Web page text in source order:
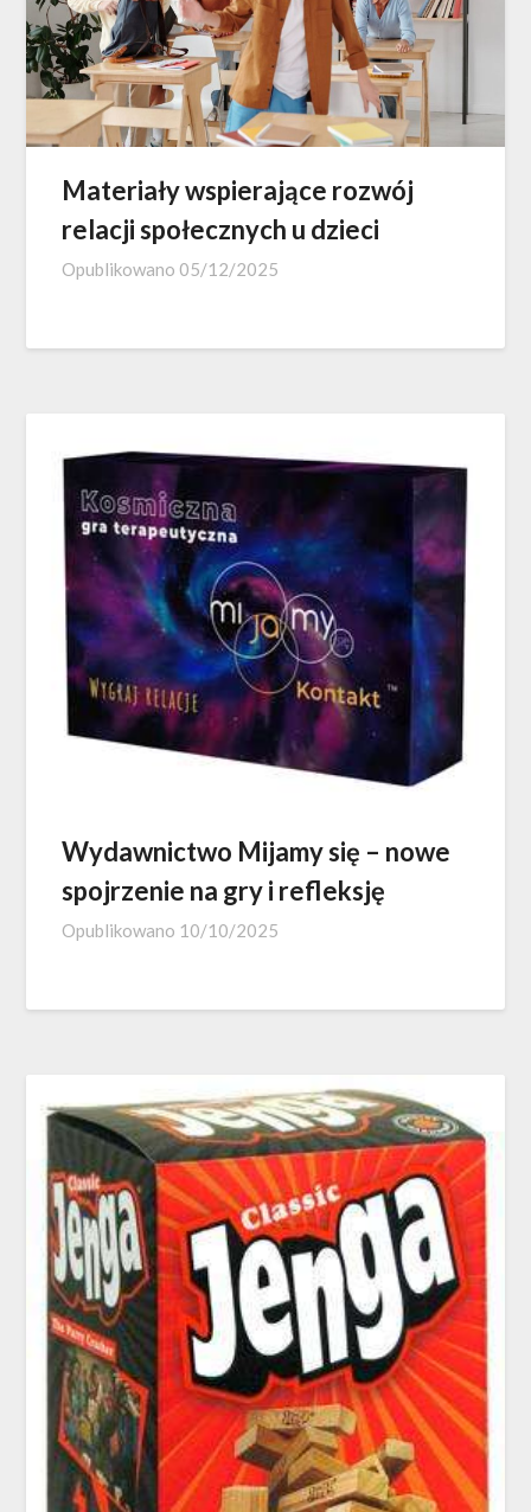
Materiały wspierające rozwój
relacji społecznych u dzieci
Opublikowano 05/12/2025
Wydawnictwo Mijamy się – nowe
spojrzenie na gry i refleksję
Opublikowano 10/10/2025